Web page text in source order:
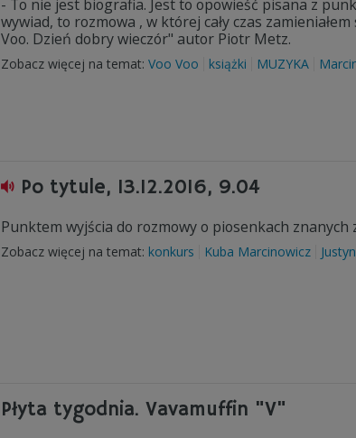
- To nie jest biografia. Jest to opowieść pisana z
wywiad, to rozmowa , w której cały czas
Voo. Dzień dobry wieczór" autor Piotr Metz.
Zobacz więcej na temat: Voo Voo książki MUZYKA
Po tytule, 13.12.2016, 9.04
Punktem wyjścia do rozmowy o piosenkach znanych
Zobacz więcej na temat: konkurs Kuba Marcinowicz
Płyta tygodnia. Vavamuffin "V"